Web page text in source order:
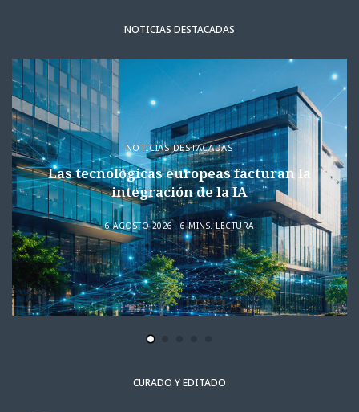
NOTICIAS DESTACADAS
NOTICIAS DESTACADAS
Las tecnológicas europeas facturan la
integración de la IA
6 AGOSTO 2026 6 MINS. LECTURA
CURADO Y EDITADO